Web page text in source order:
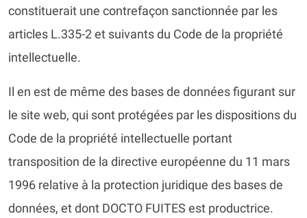
constituerait une contrefaçon sanctionnée par les
articles L.335-2 et suivants du Code de la propriété
intellectuelle.
Il en est de même des bases de données figurant sur
le site web, qui sont protégées par les dispositions du
Code de la propriété intellectuelle portant
transposition de la directive européenne du 11 mars
1996 relative à la protection juridique des bases de
données, et dont DOCTO FUITES est productrice.